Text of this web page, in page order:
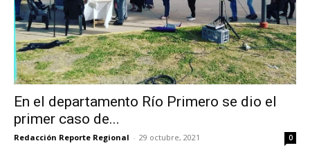
En el departamento Río Primero se dio el
primer caso de...
Redacción Reporte Regional - 29 octubre, 2021 0